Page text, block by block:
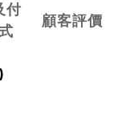
付
顧客評價